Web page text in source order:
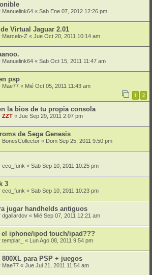
Manuelink64 « Sab Ene 07, 2012 12:26 pm
Virtual Jaguar 2.01
Marcelo-Z « Jue Oct 20, 2011 10:14 am
Manuelink64 « Sab Oct 15, 2011 11:47 am
psp
Mae77 « Mié Oct 05, 2011 11:43 am
1 2
la bios de tu propia consola
ZZT « Jue Sep 29, 2011 2:07 pm
de Sega Genesis
BonesCollector « Dom Sep 25, 2011 9:50 pm
eco_funk « Sab Sep 10, 2011 10:25 pm
3
eco_funk « Sab Sep 10, 2011 10:23 pm
jugar handhelds antiguos
dgallardov « Mié Sep 07, 2011 12:21 am
el iphone/ipod touch/ipad???
templar_ « Lun Ago 08, 2011 9:54 pm
para PSP + juegos
Mae77 « Jue Jul 21, 2011 11:54 am